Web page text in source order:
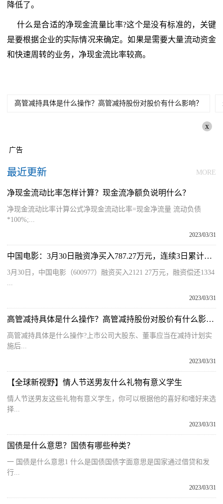
降低了。
什么是合适的净现金流量比率?这个是没有标准的，关键
是要根据企业的实际情况来确定。如果是需要大量流动资金
和快速周转的业务，净现金流比率较高。
高管减持具体是什么操作？高管减持股份对股价有什么影响？
x
广告
最近更新 MORE
净现金流动比率怎样计算？现金流净额负说明什么？
净现金流动比率计算公式净现金流动比率=现金净流量 流动负债
*100%;...
2023/03/31
中国电影：3月30日融资净买入787.27万元，连续3日累计净买入2256.86万元
3月30日，中国电影（600977）融资买入2121 27万元，融资偿还1334
...
2023/03/31
高管减持具体是什么操作？高管减持股份对股价有什么影响？
高管减持具体是什么操作?上市公司大股东、董事应当在减持计划实
施后...
2023/03/31
【全球新视野】情人节送男友什么礼物有意义学生
情人节送男友这些礼物有意义学生，你可以根据他的喜好和嗜好来选
择...
2023/03/31
国债是什么意思？国债有哪些种类？
一 国债是什么意思1 什么是国债国债字面意思是国家通过借贷和发
行...
2023/03/31